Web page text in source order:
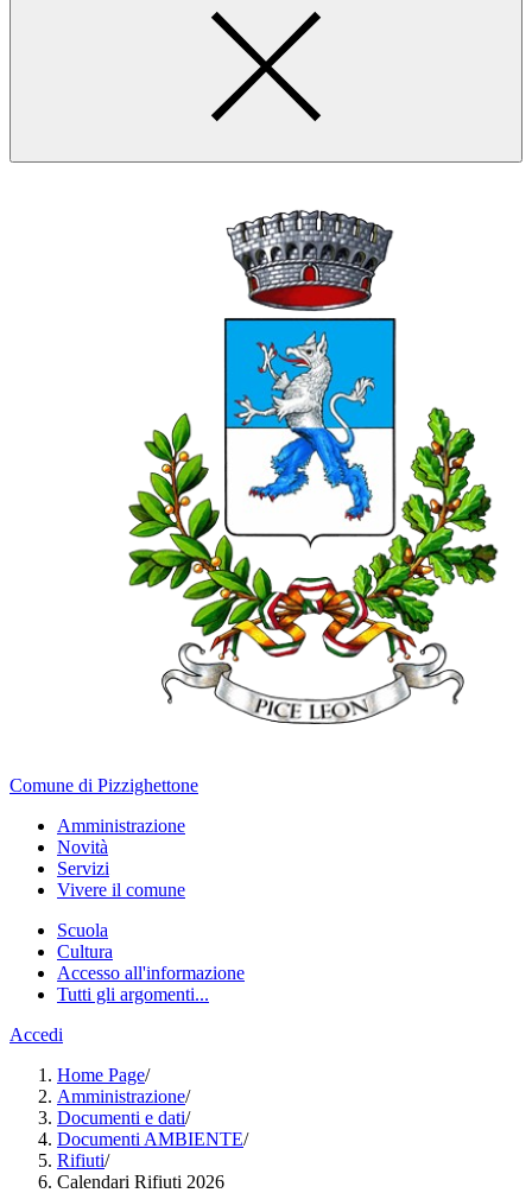
Comune di Pizzighettone
Amministrazione
Novità
Servizi
Vivere il comune
Scuola
Cultura
Accesso all'informazione
Tutti gli argomenti...
Accedi
Home Page/
Amministrazione/
Documenti e dati/
Documenti AMBIENTE/
Rifiuti/
Calendari Rifiuti 2026